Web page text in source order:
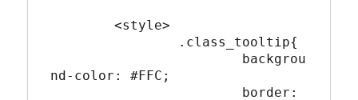
	<style>
nd-color: #FFC;